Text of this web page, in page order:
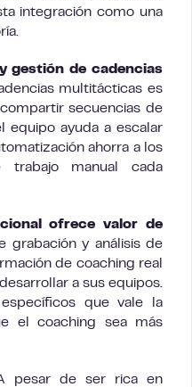
integración como una
gestión de cadencias
multitácticas es
secuencias de
equipo ayuda a escalar
ahorra a los
trabajo manual cada
ofrece valor de
grabación y análisis de
de coaching real
a sus equipos.
que vale la
el coaching sea más
pesar de ser rica en